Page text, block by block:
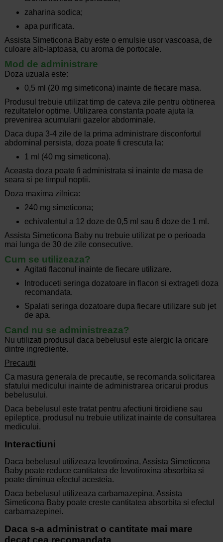
zaharina sodica;
apa purificata.
Assista Simeticona Baby este o emulsie usor vascoasa, de
culoare alb-laptoasa, cu aroma de portocale.
Mod de administrare
Doza uzuala este:
0,5 ml (20 mg simeticona) inainte de fiecare masa.
Produsul trebuie utilizat timp de cateva zile pentru obtinerea
rezultatelor optime. Utilizarea constanta poate ajuta la
prevenirea acumularii gazelor abdominale.
Daca dupa 3-4 zile de la prima administrare disconfortul
abdominal persista, doza poate fi crescuta la:
1 ml (40 mg simeticona).
Aceasta doza poate fi administrata si inainte de masa de
seara si pe timpul noptii.
Doza maxima zilnica:
240 mg simeticona;
echivalentul a 12 doze de 0,5 ml sau 6 doze de 1 ml.
Assista Simeticona Baby nu trebuie utilizat pe o perioada
mai lunga de 30 de zile consecutive.
Cum se utilizeaza?
Agitati flaconul inainte de fiecare utilizare.
Introduceti seringa dozatoare in flacon si extrageti doza
recomandata.
Spalati seringa dozatoare dupa fiecare utilizare sub jet
de apa.
Cand nu se administreaza?
Nu utilizati produsul daca bebelusul este alergic la oricare
dintre ingrediente.
Precautii
Ca masura generala de precautie, se recomanda solicitarea
sfatului medicului inainte de administrarea oricarui produs
bebelusului.
Daca bebelusul este tratat pentru afectiuni tiroidiene sau
epileptice, produsul nu trebuie utilizat inainte de consultarea
medicului.
Interactiuni
Daca bebelusul utilizeaza levotiroxina, Assista Simeticona
Baby poate reduce cantitatea de levotiroxina absorbita si
poate diminua efectul acesteia.
Daca bebelusul utilizeaza carbamazepina, Assista
Simeticona Baby poate creste cantitatea absorbita si efectul
carbamazepinei.
Daca s-a administrat o cantitate mai mare